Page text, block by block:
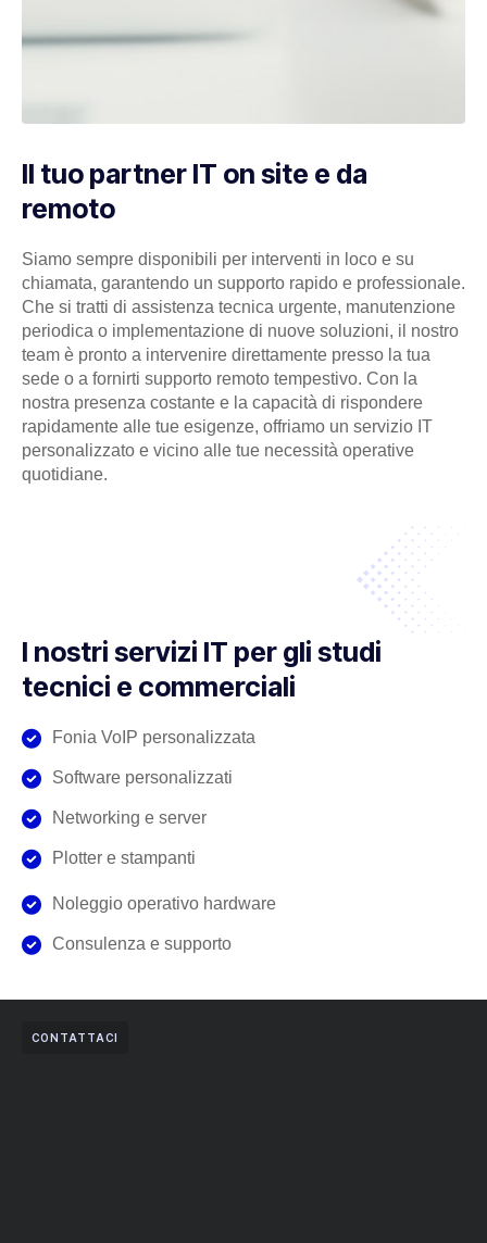
Il tuo partner IT on site e da
remoto
Siamo sempre disponibili per interventi in loco e su
chiamata, garantendo un supporto rapido e professionale.
Che si tratti di assistenza tecnica urgente, manutenzione
periodica o implementazione di nuove soluzioni, il nostro
team è pronto a intervenire direttamente presso la tua
sede o a fornirti supporto remoto tempestivo. Con la
nostra presenza costante e la capacità di rispondere
rapidamente alle tue esigenze, offriamo un servizio IT
personalizzato e vicino alle tue necessità operative
quotidiane.
I nostri servizi IT per gli studi
tecnici e commerciali
Fonia VoIP personalizzata
Software personalizzati
Networking e server
Plotter e stampanti
Noleggio operativo hardware
Consulenza e supporto
CONTATTACI